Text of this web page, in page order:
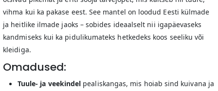
vihma kui ka pakase eest. See mantel on loodud Eesti külmade
ja heitlike ilmade jaoks – sobides ideaalselt nii igapäevaseks
kandmiseks kui ka pidulikumateks hetkedeks koos seeliku või
kleidiga.
Omadused:
Tuule- ja veekindel pealiskangas, mis hoiab sind kuivana ja